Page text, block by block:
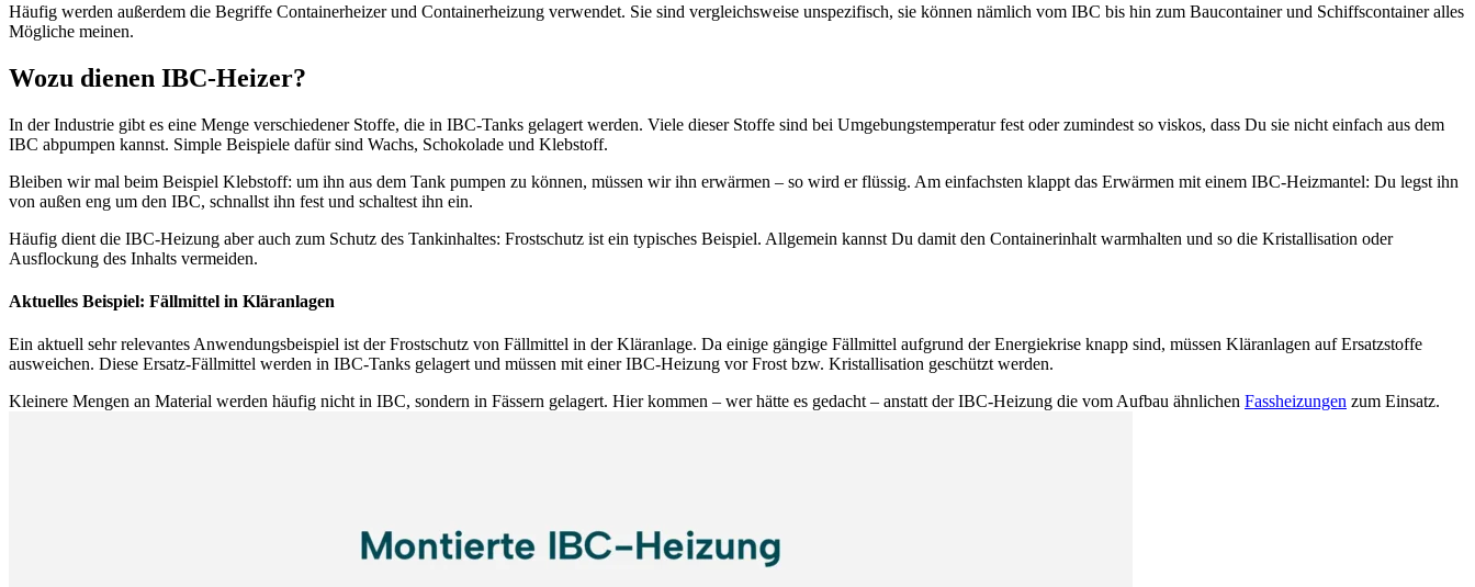
Häufig werden außerdem die Begriffe Containerheizer und Containerheizung verwendet. Sie sind vergleichsweise unspezifisch, sie können nämlich vom IBC bis hin zum Baucontainer und Schiffscontainer alles
Mögliche meinen.
Wozu dienen IBC-Heizer?
In der Industrie gibt es eine Menge verschiedener Stoffe, die in IBC-Tanks gelagert werden. Viele dieser Stoffe sind bei Umgebungstemperatur fest oder zumindest so viskos, dass Du sie nicht einfach aus dem
IBC abpumpen kannst. Simple Beispiele dafür sind Wachs, Schokolade und Klebstoff.
Bleiben wir mal beim Beispiel Klebstoff: um ihn aus dem Tank pumpen zu können, müssen wir ihn erwärmen – so wird er flüssig. Am einfachsten klappt das Erwärmen mit einem IBC-Heizmantel: Du legst ihn
von außen eng um den IBC, schnallst ihn fest und schaltest ihn ein.
Häufig dient die IBC-Heizung aber auch zum Schutz des Tankinhaltes: Frostschutz ist ein typisches Beispiel. Allgemein kannst Du damit den Containerinhalt warmhalten und so die Kristallisation oder
Ausflockung des Inhalts vermeiden.
Aktuelles Beispiel: Fällmittel in Kläranlagen
Ein aktuell sehr relevantes Anwendungsbeispiel ist der Frostschutz von Fällmittel in der Kläranlage. Da einige gängige Fällmittel aufgrund der Energiekrise knapp sind, müssen Kläranlagen auf Ersatzstoffe
ausweichen. Diese Ersatz-Fällmittel werden in IBC-Tanks gelagert und müssen mit einer IBC-Heizung vor Frost bzw. Kristallisation geschützt werden.
Kleinere Mengen an Material werden häufig nicht in IBC, sondern in Fässern gelagert. Hier kommen – wer hätte es gedacht – anstatt der IBC-Heizung die vom Aufbau ähnlichen Fassheizungen zum Einsatz.